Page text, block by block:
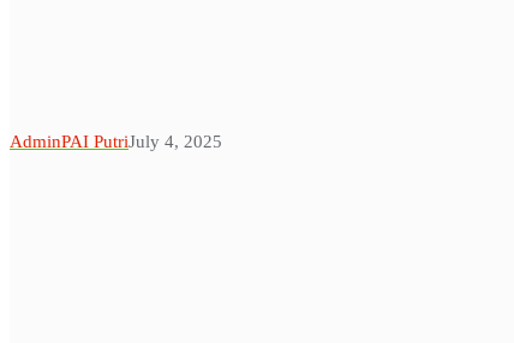
AdminPAI PutriJuly 4, 2025